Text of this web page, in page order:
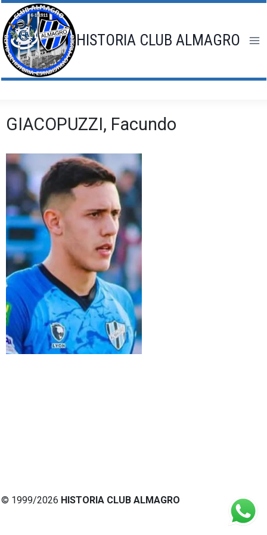
Saltar
al
contenido
HISTORIA CLUB ALMAGRO
GIACOPUZZI, Facundo
© 1999/2026 HISTORIA CLUB ALMAGRO